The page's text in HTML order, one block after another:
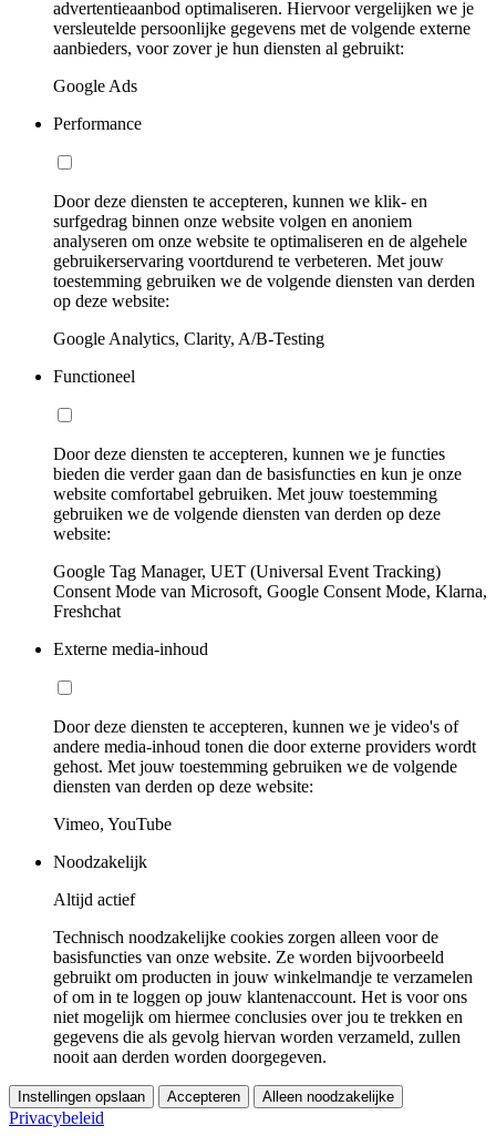
advertentieaanbod optimaliseren. Hiervoor vergelijken we je
versleutelde persoonlijke gegevens met de volgende externe
aanbieders, voor zover je hun diensten al gebruikt:
Google Ads
Performance
Door deze diensten te accepteren, kunnen we klik- en
surfgedrag binnen onze website volgen en anoniem
analyseren om onze website te optimaliseren en de algehele
gebruikerservaring voortdurend te verbeteren. Met jouw
toestemming gebruiken we de volgende diensten van derden
op deze website:
Google Analytics, Clarity, A/B-Testing
Functioneel
Door deze diensten te accepteren, kunnen we je functies
bieden die verder gaan dan de basisfuncties en kun je onze
website comfortabel gebruiken. Met jouw toestemming
gebruiken we de volgende diensten van derden op deze
website:
Google Tag Manager, UET (Universal Event Tracking)
Consent Mode van Microsoft, Google Consent Mode, Klarna,
Freshchat
Externe media-inhoud
Door deze diensten te accepteren, kunnen we je video's of
andere media-inhoud tonen die door externe providers wordt
gehost. Met jouw toestemming gebruiken we de volgende
diensten van derden op deze website:
Vimeo, YouTube
Noodzakelijk
Altijd actief
Technisch noodzakelijke cookies zorgen alleen voor de
basisfuncties van onze website. Ze worden bijvoorbeeld
gebruikt om producten in jouw winkelmandje te verzamelen
of om in te loggen op jouw klantenaccount. Het is voor ons
niet mogelijk om hiermee conclusies over jou te trekken en
gegevens die als gevolg hiervan worden verzameld, zullen
nooit aan derden worden doorgegeven.
Instellingen opslaan Accepteren Alleen noodzakelijke
Privacybeleid